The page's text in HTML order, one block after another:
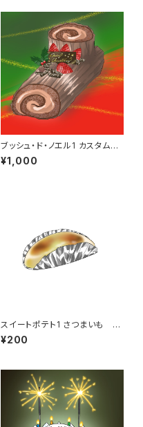
ブッシュ・ド・ノエル1 カスタム可
能 クリスマス クリスマスケ
ーキ 洋菓子 ロールケーキ
¥1,000
スイートポテト1 さつまいも お
菓子 スイーツ お土産 秋の
味覚
¥200